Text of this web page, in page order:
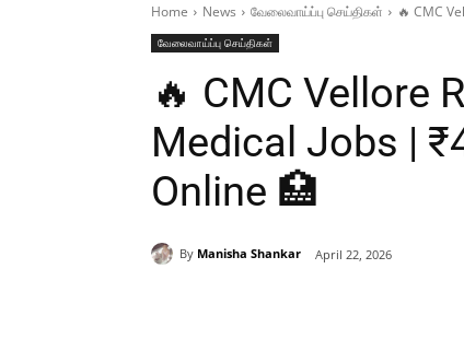
Home News வேலைவாய்ப்பு செய்திகள் 🔥 CMC
வேலைவாய்ப்பு செய்திகள்
🔥 CMC Vellore
Medical Jobs |
Online 🏥
By Manisha Shankar April 22, 2026